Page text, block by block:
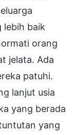
lebih baik
orang
jelata. Ada
patuhi.
lanjut usia
yang berada
yang